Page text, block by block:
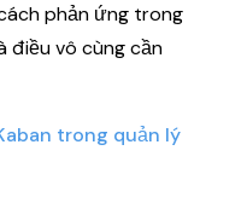
phản ứng trong
điều vô cùng cần
trong quản lý